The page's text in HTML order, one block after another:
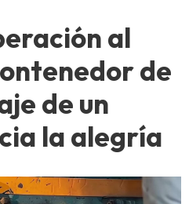
al
de
de un
la alegría